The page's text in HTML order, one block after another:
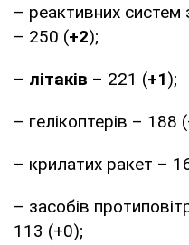
– реактивних
– 250 (+2);
– літаків – 221 (+1);
– гелікоптерів – 188
– крилатих ракет –
– засобів
113 (+0);